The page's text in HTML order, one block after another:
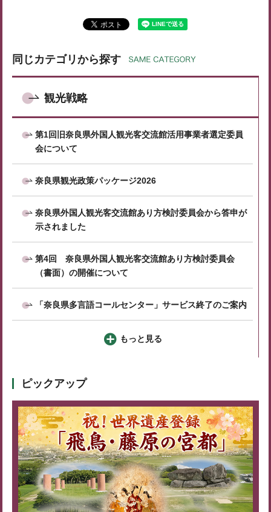
同じカテゴリから探す
観光戦略
第1回旧奈良県外国人観光客交流館活用事業者選定委員
会について
奈良県観光政策パッケージ2026
奈良県外国人観光客交流館あり方検討委員会から答申が
示されました
第4回 奈良県外国人観光客交流館あり方検討委員会
（書面）の開催について
「奈良県多言語コールセンター」サービス終了のご案内
もっと見る
ピックアップ